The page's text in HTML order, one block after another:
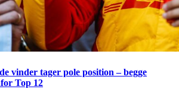
vinder tager pole position – begge
Top 12